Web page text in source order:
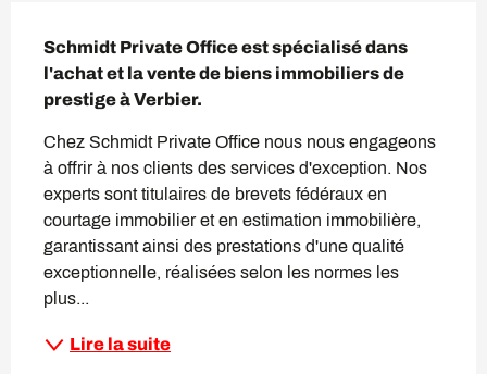
Schmidt Private Office est spécialisé dans
l'achat et la vente de biens immobiliers de
prestige à Verbier.
Chez Schmidt Private Office nous nous engageons
à offrir à nos clients des services d'exception. Nos
experts sont titulaires de brevets fédéraux en
courtage immobilier et en estimation immobilière,
garantissant ainsi des prestations d'une qualité
exceptionnelle, réalisées selon les normes les
plus...
Lire la suite